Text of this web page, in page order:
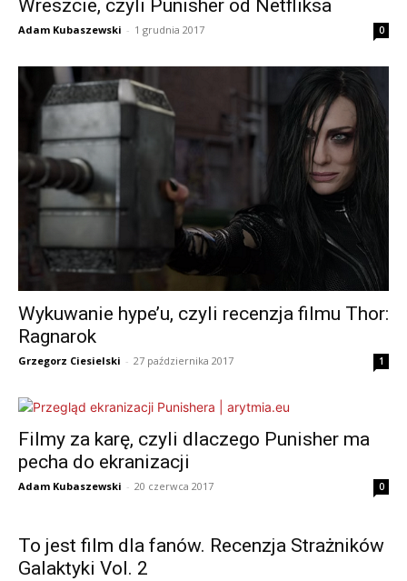
Wreszcie, czyli Punisher od Netfliksa
Adam Kubaszewski - 1 grudnia 2017 0
Wykuwanie hype’u, czyli recenzja filmu Thor:
Ragnarok
Grzegorz Ciesielski - 27 października 2017 1
Filmy za karę, czyli dlaczego Punisher ma
pecha do ekranizacji
Adam Kubaszewski - 20 czerwca 2017 0
To jest film dla fanów. Recenzja Strażników
Galaktyki Vol. 2